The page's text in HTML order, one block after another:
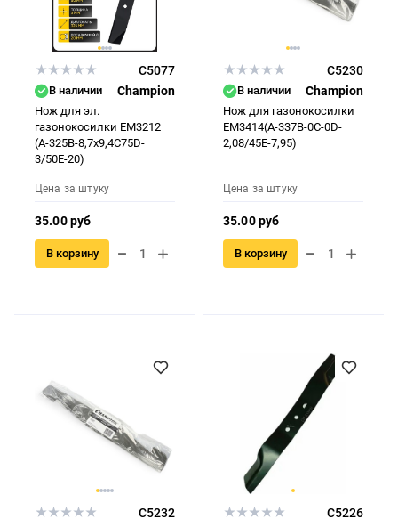
C5077
В наличии Champion
Нож для эл.
газонокосилки ЕМ3212
(A-325B-8,7x9,4C75D-
3/50E-20)
Цена за штуку
35.00 руб
В корзину
C5230
В наличии Champion
Нож для газонокосилки
EM3414(A-337B-0C-0D-
2,08/45E-7,95)
Цена за штуку
35.00 руб
В корзину
C5232 С5226